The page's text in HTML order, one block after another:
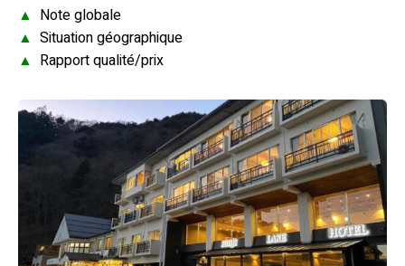
▲ Note globale
▲ Situation géographique
▲ Rapport qualité/prix